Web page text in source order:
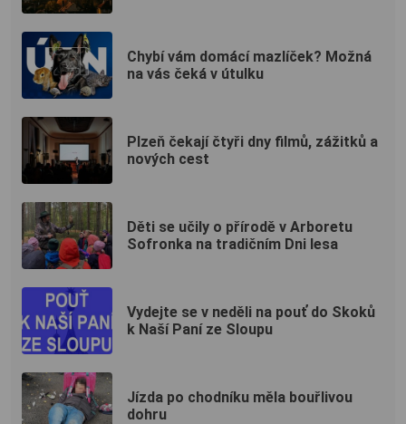
Chybí vám domácí mazlíček? Možná
na vás čeká v útulku
Plzeň čekají čtyři dny filmů, zážitků a
nových cest
Děti se učily o přírodě v Arboretu
Sofronka na tradičním Dni lesa
Vydejte se v neděli na pouť do Skoků
k Naší Paní ze Sloupu
Jízda po chodníku měla bouřlivou
dohru